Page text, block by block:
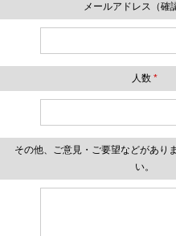
メールアドレス（確
人数 *
その他、ご意見・ご要望などがあり
い。